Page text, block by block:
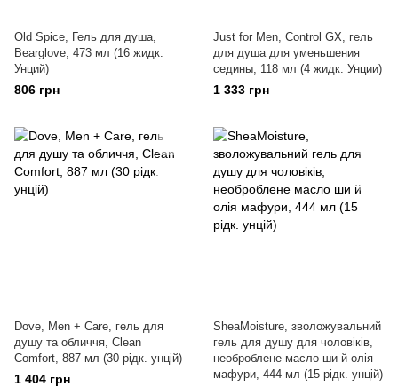
Old Spice, Гель для душа,
Bearglove, 473 мл (16 жидк.
Унций)
806 грн
Just for Men, Control GX, гель
для душа для уменьшения
седины, 118 мл (4 жидк. Унции)
1 333 грн
Dove, Men + Care, гель для
душу та обличчя, Clean
Comfort, 887 мл (30 рідк. унцій)
1 404 грн
SheaMoisture, зволожувальний
гель для душу для чоловіків,
необроблене масло ши й олія
мафури, 444 мл (15 рідк. унцій)